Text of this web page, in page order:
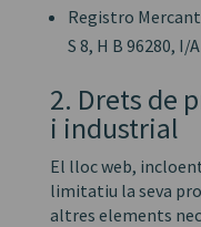
Registro
S 8, H B 96280, I/
2. Drets de
i industrial
El lloc web,
limitatiu la seva
altres elements